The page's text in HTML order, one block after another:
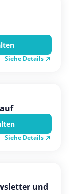
Siehe Details
Siehe Details
und